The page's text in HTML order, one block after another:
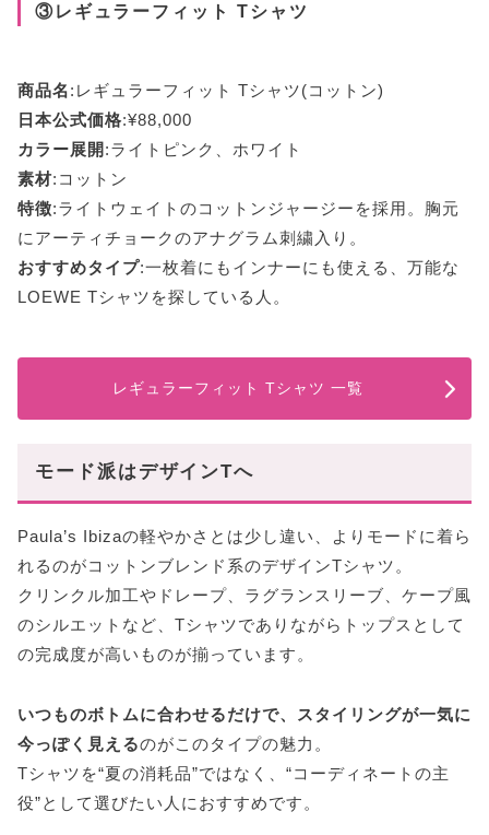
③レギュラーフィット Tシャツ
商品名:レギュラーフィット Tシャツ(コットン)
日本公式価格:¥88,000
カラー展開 :ライトピンク、ホワイト
素材:コットン
特徴:ライトウェイトのコットンジャージーを採用。胸元
にアーティチョークのアナグラム刺繍入り。
おすすめタイプ:一枚着にもインナーにも使える、万能な
LOEWE Tシャツを探している人。
レギュラーフィット Tシャツ 一覧
モード派はデザインTへ
Paula’s Ibizaの軽やかさとは少し違い、よりモードに着ら
れるのがコットンブレンド系のデザインTシャツ。
クリンクル加工やドレープ、ラグランスリーブ、ケープ風
のシルエットなど、Tシャツでありながらトップスとして
の完成度が高いものが揃っています。
いつものボトムに合わせるだけで、スタイリングが一気に
今っぽく見えるのがこのタイプの魅力。
Tシャツを“夏の消耗品”ではなく、“コーディネートの主
役”として選びたい人におすすめです。